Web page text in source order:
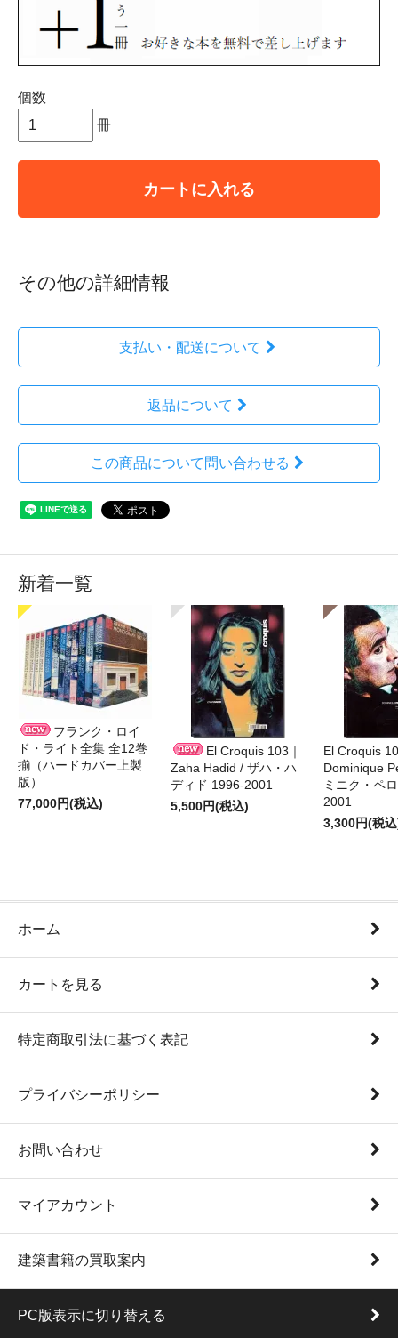
個数
冊
カートに入れる
その他の詳細情報
支払い・配送について
返品について
この商品について問い合わせる
新着一覧
フランク・ロイ
ド・ライト全集 全12巻
揃（ハードカバー上製
版）
77,000円(税込)
El Croquis 103｜
Zaha Hadid / ザハ・ハ
ディド 1996-2001
5,500円(税込)
El Croquis
Dominique
ミニク・ペ
2001
3,300円(税
ホーム
カートを見る
特定商取引法に基づく表記
プライバシーポリシー
お問い合わせ
マイアカウント
建築書籍の買取案内
PC版表示に切り替える